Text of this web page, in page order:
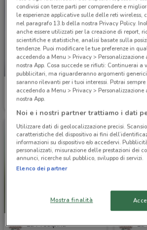
-1 GIORNO
La Prealpina
Scade domani
La
-1 GIORNO
La Prealpina La
condivisi con terze parti per comprendere e
le esperienze applicative sulle delle reti wireless,
nel paragrafo 13.b della nostra Privacy Policy.
anche essere utilizzati per la creazione di report,
scientifiche e statistiche, analisi basate sulla
tendenze. Puoi modificare le tue preferenze in
accedendo a Menu > Privacy >
nostra App. Cosa succede se rifiuti: Continuerai a
pubblicitari, ma riguarderanno argomenti
saranno rilevanti per i tuoi interessi. Potrai
accedendo a Menu > Privacy >
nostra App.
Noi e i nostri partner trattiamo i dati
Utilizzare dati di geolocalizzazione precisi.
caratteristiche del dispositivo ai fini
informazioni su dispositivo e/o accedervi.
personalizzati, misurazione delle prestazioni dei
annunci, ricerche sul pubblico, sviluppo di servizi.
Elenco dei partner
Mostra finalità